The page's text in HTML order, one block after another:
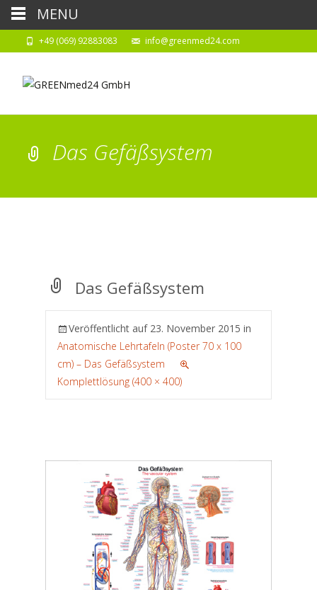
+49 (069) 92883083 info@greenmed24.com
Das Gefäßsystem
Das Gefäßsystem
Veröffentlicht auf 23. November 2015 in
Anatomische Lehrtafeln (Poster 70 x 100
cm) – Das Gefäßsystem
Komplettlösung (400 × 400)
MENU